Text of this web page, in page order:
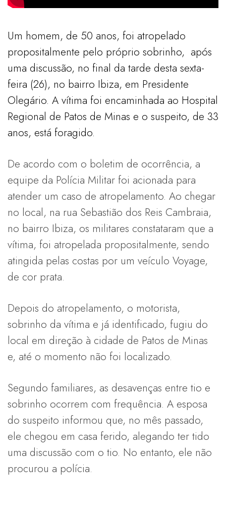
Um homem, de 50 anos, foi atropelado
propositalmente pelo próprio sobrinho, após
uma discussão, no final da tarde desta sexta-
feira (26), no bairro Ibiza, em Presidente
Olegário. A vítima foi encaminhada ao Hospital
Regional de Patos de Minas e o suspeito, de 33
anos, está foragido.
De acordo com o boletim de ocorrência, a
equipe da Polícia Militar foi acionada para
atender um caso de atropelamento. Ao chegar
no local, na rua Sebastião dos Reis Cambraia,
no bairro Ibiza, os militares constataram que a
vítima, foi atropelada propositalmente, sendo
atingida pelas costas por um veículo Voyage,
de cor prata.
Depois do atropelamento, o motorista,
sobrinho da vítima e já identificado, fugiu do
local em direção à cidade de Patos de Minas
e, até o momento não foi localizado.
Segundo familiares, as desavenças entre tio e
sobrinho ocorrem com frequência. A esposa
do suspeito informou que, no mês passado,
ele chegou em casa ferido, alegando ter tido
uma discussão com o tio. No entanto, ele não
procurou a polícia.